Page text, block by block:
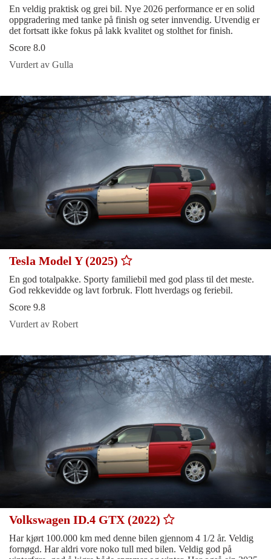
En veldig praktisk og grei bil. Nye 2026 performance er en solid
oppgradering med tanke på finish og seter innvendig. Utvendig er
det fortsatt ikke fokus på lakk kvalitet og stolthet for finish.
Score 8.0
Vurdert av Gulla
Tesla Model Y (2025)
En god totalpakke. Sporty familiebil med god plass til det meste.
God rekkevidde og lavt forbruk. Flott hverdags og feriebil.
Score 9.8
Vurdert av Robert
Volkswagen ID.4 GTX (2022)
Har kjørt 100.000 km med denne bilen gjennom 4 1/2 år. Veldig
fornøgd. Har aldri vore noko tull med bilen. Veldig god på